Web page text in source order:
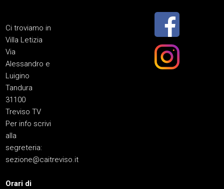
Ci troviamo in
Villa Letizia
Via
Alessandro e
Luigino
Tandura
31100
Treviso TV
Per info scrivi
alla
segreteria:
sezione@caitreviso.it
Orari di